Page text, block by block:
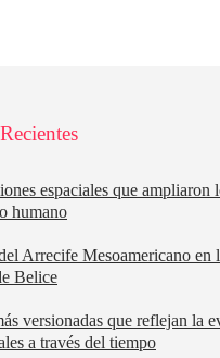
espaciales que ampliaron
humano
Arrecife Mesoamericano en
Belice
versionadas que reflejan la
a través del tiempo